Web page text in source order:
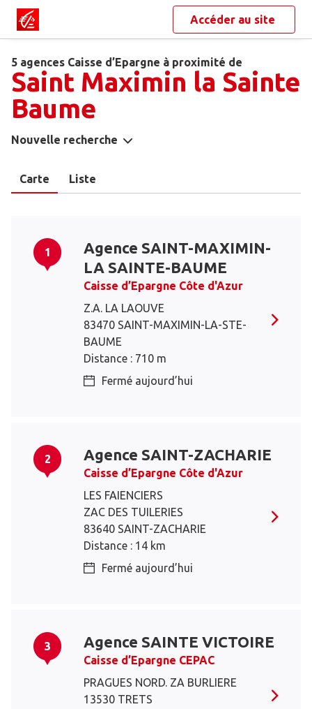
Accéder au site
5 agences Caisse d’Epargne à proximité de
Saint Maximin la Sainte
Baume
Nouvelle recherche
Carte Liste
1
Agence SAINT-MAXIMIN-
LA SAINTE-BAUME
Caisse d’Epargne Côte d'Azur
Z.A. LA LAOUVE
83470 SAINT-MAXIMIN-LA-STE-
BAUME
Distance : 710 m
Fermé aujourd’hui
2 Agence SAINT-ZACHARIE
Caisse d’Epargne Côte d'Azur
LES FAIENCIERS
ZAC DES TUILERIES
83640 SAINT-ZACHARIE
Distance : 14 km
Fermé aujourd’hui
3 Agence SAINTE VICTOIRE
Caisse d’Epargne CEPAC
PRAGUES NORD. ZA BURLIERE
13530 TRETS